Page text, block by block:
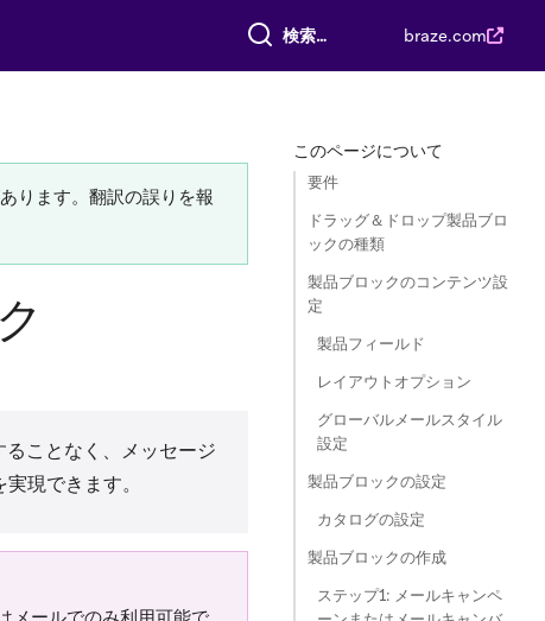
すべて検索 braze.com
ります。翻訳の誤りを報
ことなく、メッセージ
現できます。
このページについて
要件
ドラッグ＆ドロップ製品ブロ
ックの種類
製品ブロックのコンテンツ設
定
製品フィールド
レイアウトオプション
グローバルメールスタイル
設定
製品ブロックの設定
カタログの設定
製品ブロックの作成
ステップ1: メールキャンペ